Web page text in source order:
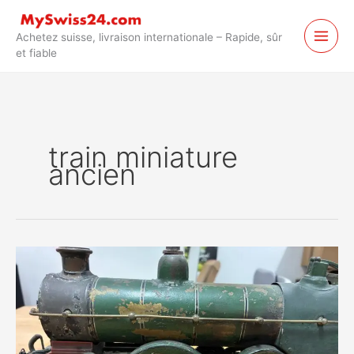
contenu
Achetez suisse, livraison internationale – Rapide, sûr
et fiable
train miniature
ancien
Locomotive
vapeur
Märklin
Spiritus